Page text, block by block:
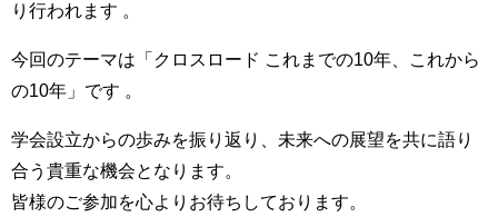
り行われます
今回のテーマは「クロスロード これまでの10年、これから
の10年」です
学会設立からの歩みを振り返り、未来への展望を共に語り
合う貴重な機会となります。
皆様のご参加を心よりお待ちしております。